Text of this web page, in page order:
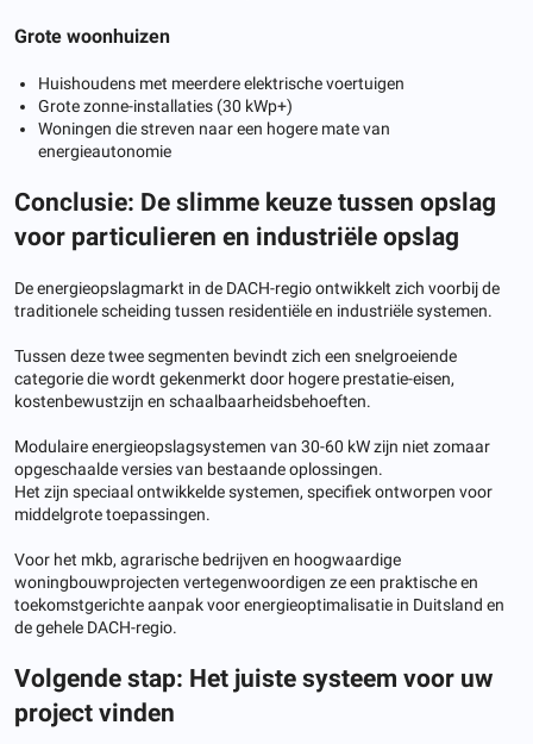
Grote woonhuizen
Huishoudens met meerdere elektrische voertuigen
Grote zonne-installaties (30 kWp+)
Woningen die streven naar een hogere mate van
energieautonomie
Conclusie: De slimme keuze tussen opslag
voor particulieren en industriële opslag
De energieopslagmarkt in de DACH-regio ontwikkelt zich voorbij de
traditionele scheiding tussen residentiële en industriële systemen.
Tussen deze twee segmenten bevindt zich een snelgroeiende
categorie die wordt gekenmerkt door hogere prestatie-eisen,
kostenbewustzijn en schaalbaarheidsbehoeften.
Modulaire energieopslagsystemen van 30-60 kW zijn niet zomaar
opgeschaalde versies van bestaande oplossingen.
Het zijn speciaal ontwikkelde systemen, specifiek ontworpen voor
middelgrote toepassingen.
Voor het mkb, agrarische bedrijven en hoogwaardige
woningbouwprojecten vertegenwoordigen ze een praktische en
toekomstgerichte aanpak voor energieoptimalisatie in Duitsland en
de gehele DACH-regio.
Volgende stap: Het juiste systeem voor uw
project vinden